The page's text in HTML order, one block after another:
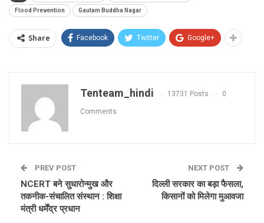
Flood Prevention Gautam Buddha Nagar
Share Facebook Twitter Google+
Tenteam_hindi 13731 Posts 0
Comments
PREV POST
NCERT बने सुधारोन्मुख और
तकनीक-संचालित संस्थान : शिक्षा
मंत्री धर्मेंद्र प्रधान
NEXT POST
दिल्ली सरकार का बड़ा फैसला,
किसानों को मिलेगा मुआवजा